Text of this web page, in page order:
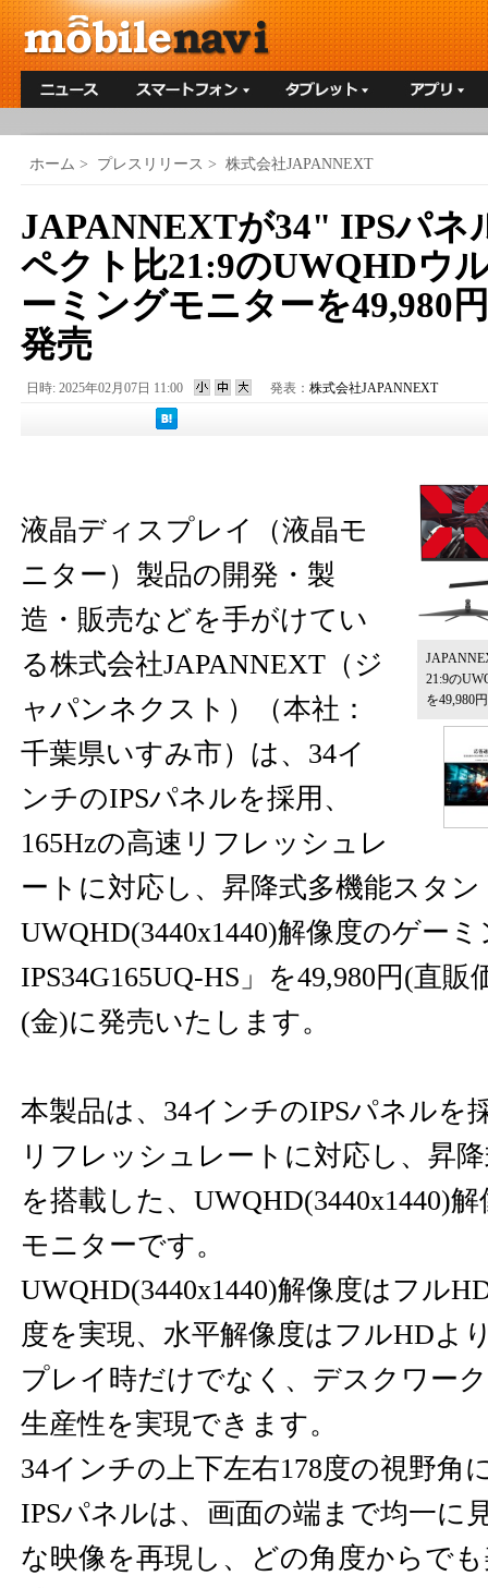
ホーム > プレスリリース > 株式会社JAPANNEXT
JAPANNEXTが34" IPSパネ
ペクト比21:9のUWQHDウ
ーミングモニターを49,980
発売
日時: 2025年02月07日 11:00 発表： 株式会社JAPANNEXT
21:9の
を49,980
液晶ディスプレイ（液晶モ
ニター）製品の開発・製
造・販売などを手がけてい
る株式会社JAPANNEXT（ジ
ャパンネクスト）（本社：
千葉県いすみ市）は、34イ
ンチのIPSパネルを採用、
165Hzの高速リフレッシュレ
ートに対応し、昇降式多機能スタ
UWQHD(3440x1440)解像度のゲー
IPS34G165UQ-HS」を49,980円(直
(金)に発売いたします。
本製品は、34インチのIPSパネルを
リフレッシュレートに対応し、昇
を搭載した、UWQHD(3440x1440)
モニターです。
UWQHD(3440x1440)解像度はフル
度を実現、水平解像度はフルHDよ
プレイ時だけでなく、デスクワー
生産性を実現できます。
34インチの上下左右178度の視野角
IPSパネルは、画面の端まで均一に
な映像を再現し、どの角度からで